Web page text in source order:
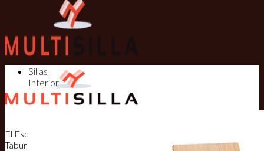
El Especialista en Sillas, Mesas y
Taburetes
Sillas
Interior